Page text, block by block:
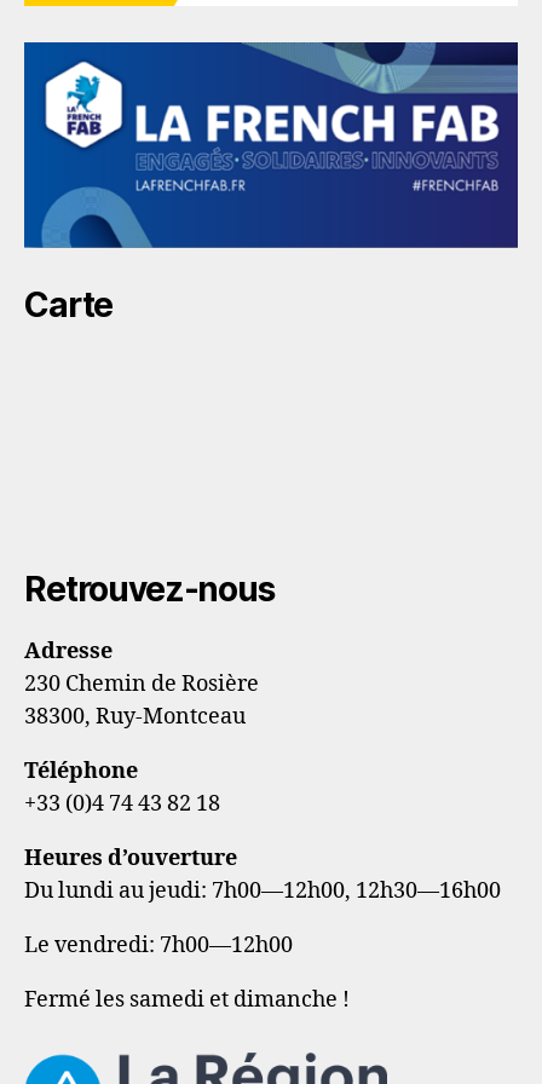
Carte
Retrouvez-nous
Adresse
230 Chemin de Rosière
38300, Ruy-Montceau
Téléphone
+33 (0)4 74 43 82 18
Heures d’ouverture
Du lundi au jeudi: 7h00—12h00, 12h30—16h00
Le vendredi: 7h00—12h00
Fermé les samedi et dimanche !